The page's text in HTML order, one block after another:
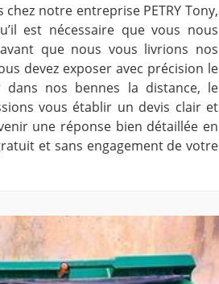
notre entreprise PETRY Tony,
est nécessaire que vous nous
que nous vous livrions nos
devez exposer avec précision le
nos bennes la distance, le
vous établir un devis clair et
une réponse bien détaillée en
et sans engagement de votre